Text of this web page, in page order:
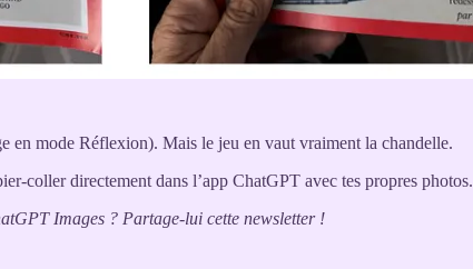
en mode Réflexion). Mais le jeu en vaut vraiment la chandelle.
coller directement dans l’app ChatGPT avec tes propres photos.
Images ? Partage-lui cette newsletter !